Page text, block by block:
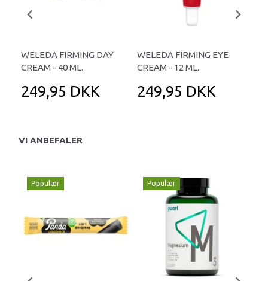
WELEDA FIRMING DAY
CREAM - 40 ML.
249,95 DKK
WELEDA FIRMING EYE
CREAM - 12 ML.
249,95 DKK
VI ANBEFALER
Populær Populær